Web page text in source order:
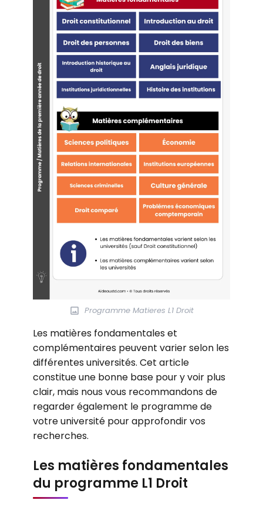
Programme Matieres L1 Droit
Les matières fondamentales et
complémentaires peuvent varier selon les
différentes universités. Cet article
constitue une bonne base pour y voir plus
clair, mais nous vous recommandons de
regarder également le programme de
votre université pour approfondir vos
recherches.
Les matières fondamentales
du programme L1 Droit